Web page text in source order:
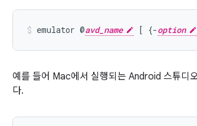
emulator @avd_name [ {-option
예를 들어 Mac에서 실행되는 Android 스튜디
다.